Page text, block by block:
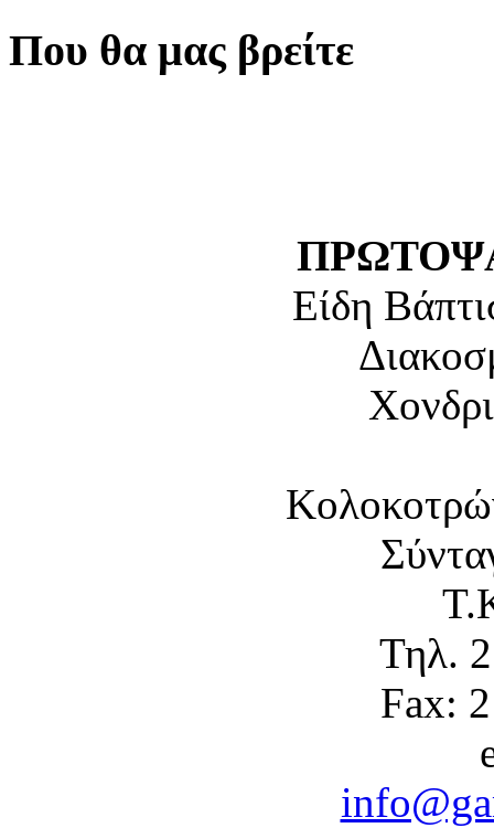
Που θα μας βρείτε
Είδη
Τηλ.
Fax: